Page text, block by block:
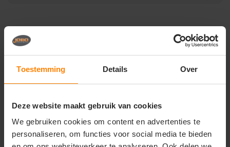
Toestemming Details Over
Deze website maakt gebruik van cookies
We gebruiken cookies om content en advertenties te
personaliseren, om functies voor social media te bieden
J. Harvest & Frost yellow
bow 51 hemd regular fit
heren 2905101
de yellow bow 51 is een hoogwaardig hemd in een